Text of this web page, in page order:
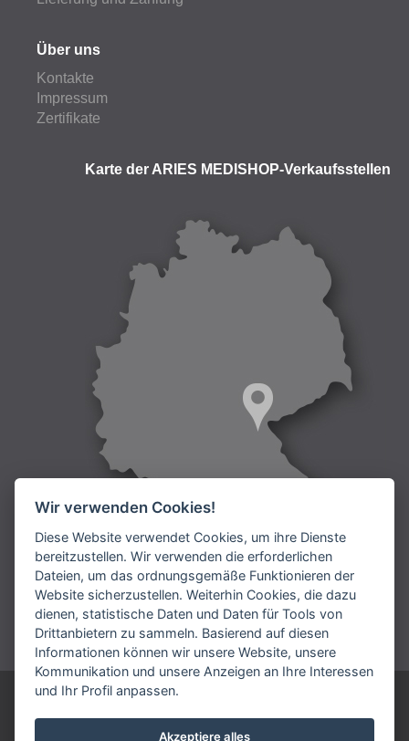
Über uns
Kontakte
Impressum
Zertifikate
Karte der ARIES MEDISHOP-Verkaufsstellen
Lieferung:
Bezahlung:
ARIES DEUTSCHLAND GmbH
Telefonnummmer: +49 9231 7909 192
Wir verwenden Cookies!
Diese Website verwendet Cookies, um ihre Dienste
bereitzustellen. Wir verwenden die erforderlichen
Dateien, um das ordnungsgemäße Funktionieren der
Website sicherzustellen. Weiterhin Cookies, die dazu
dienen, statistische Daten und Daten für Tools von
Drittanbietern zu sammeln. Basierend auf diesen
Informationen können wir unsere Website, unsere
Kommunikation und unsere Anzeigen an Ihre Interessen
und Ihr Profil anpassen.
Akzeptiere alles